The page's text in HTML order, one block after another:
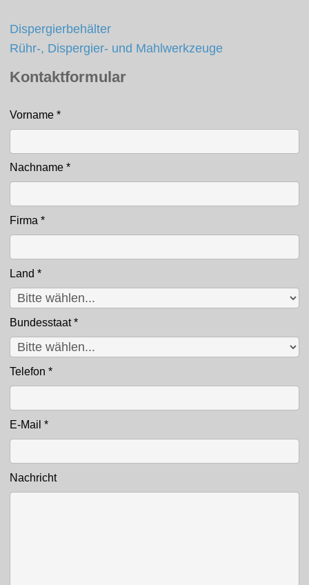
Dispergierbehälter
Rühr-, Dispergier- und Mahlwerkzeuge
Kontaktformular
Kontakt
Vorname *
Nachname *
Firma *
Land *
Bundesstaat*
Telefon *
E-Mail *
Nachricht